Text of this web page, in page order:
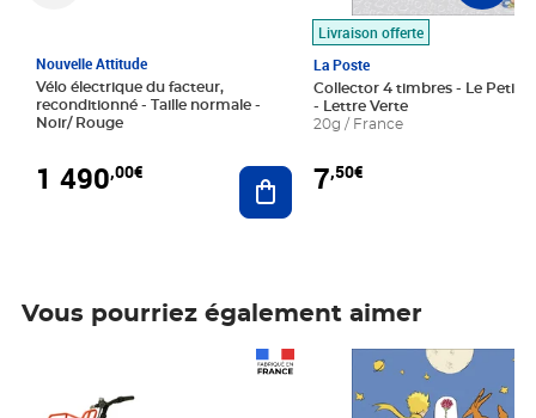
Nouvelle Attitude
Vélo électrique du facteur,
reconditionné - Taille normale -
Noir/ Rouge
1 490,00€ Ajouter au panier
Livraison offerte
La Poste
Collector 4 timbres - Le Petit
- Lettre Verte
20g / France
7,50€
Vous pourriez également aimer
Prix 7,50€